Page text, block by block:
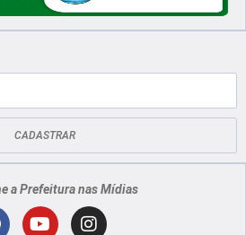
CADASTRAR
a Prefeitura nas Mídias